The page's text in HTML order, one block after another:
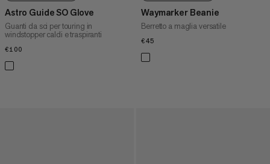
Astro Guide SO Glove
Guanti da sci per touring in
windstopper caldi e traspiranti
€100
Waymarker Beanie
Berretto a maglia versatile
€45